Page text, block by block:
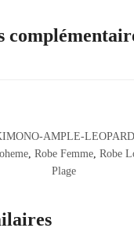
AMPLE-
, Robe Femme, Robe
Plage